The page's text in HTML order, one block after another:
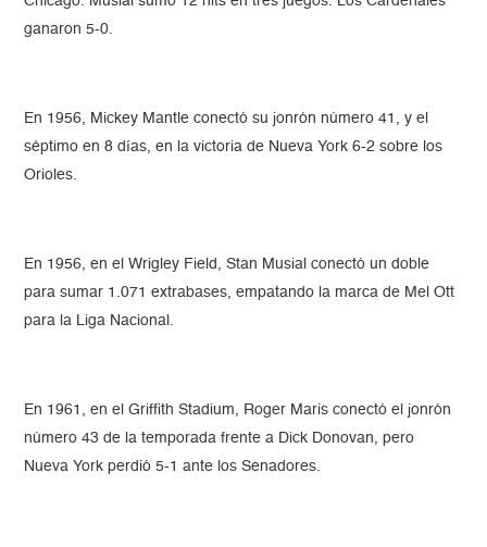
ganaron 5-0.
En 1956, Mickey Mantle conectó su jonrón número 41, y el
séptimo en 8 días, en la victoria de Nueva York 6-2 sobre los
Orioles.
En 1956, en el Wrigley Field, Stan Musial conectó un doble
para sumar 1.071 extrabases, empatando la marca de Mel Ott
para la Liga Nacional.
En 1961, en el Griffith Stadium, Roger Maris conectó el jonrón
número 43 de la temporada frente a Dick Donovan, pero
Nueva York perdió 5-1 ante los Senadores.